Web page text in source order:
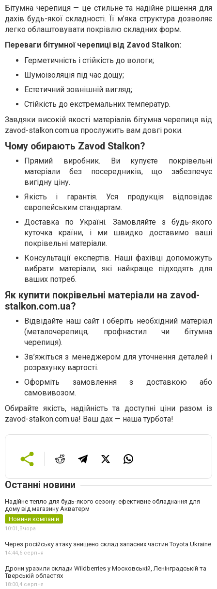
Бітумна черепиця — це стильне та надійне рішення для
дахів будь-якої складності. Її м’яка структура дозволяє
легко облаштовувати покрівлю складних форм.
Переваги бітумної черепиці від Zavod Stalkon:
Герметичність і стійкість до вологи;
Шумоізоляція під час дощу;
Естетичний зовнішній вигляд;
Стійкість до екстремальних температур.
Завдяки високій якості матеріалів бітумна черепиця від
zavod-stalkon.com.ua прослужить вам довгі роки.
Чому обирають Zavod Stalkon?
Прямий виробник. Ви купуєте покрівельні
матеріали без посередників, що забезпечує
вигідну ціну.
Якість і гарантія. Уся продукція відповідає
європейським стандартам.
Доставка по Україні. Замовляйте з будь-якого
куточка країни, і ми швидко доставимо ваші
покрівельні матеріали.
Консультації експертів. Наші фахівці допоможуть
вибрати матеріали, які найкраще підходять для
ваших потреб.
Як купити покрівельні матеріали на zavod-
stalkon.com.ua?
Відвідайте наш сайт і оберіть необхідний матеріал
(металочерепиця, профнастил чи бітумна
черепиця).
Зв’яжіться з менеджером для уточнення деталей і
розрахунку вартості.
Оформіть замовлення з доставкою або
самовивозом.
Обирайте якість, надійність та доступні ціни разом із
zavod-stalkon.com.ua! Ваш дах — наша турбота!
Останні новини
Надійне тепло для будь-якого сезону: ефективне обладнання для
дому від магазину Акватерм
Новини компаній
10:01, Вчора
Через російську атаку знищено склад запасних частин Toyota Ukraine
14:44,6 серпня
Дрони уразили склади Wildberries у Московській, Ленінградській та
Тверській областях
18:00,4 серпня